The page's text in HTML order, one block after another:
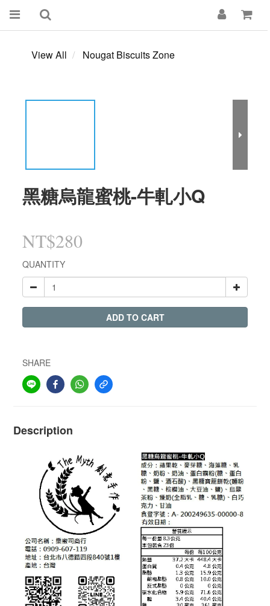
View All Nougat Biscuits Zone
黑糖烏龍蜜桃-牛軋小Q
NT$280
QUANTITY
ADD TO CART
SHARE
Description